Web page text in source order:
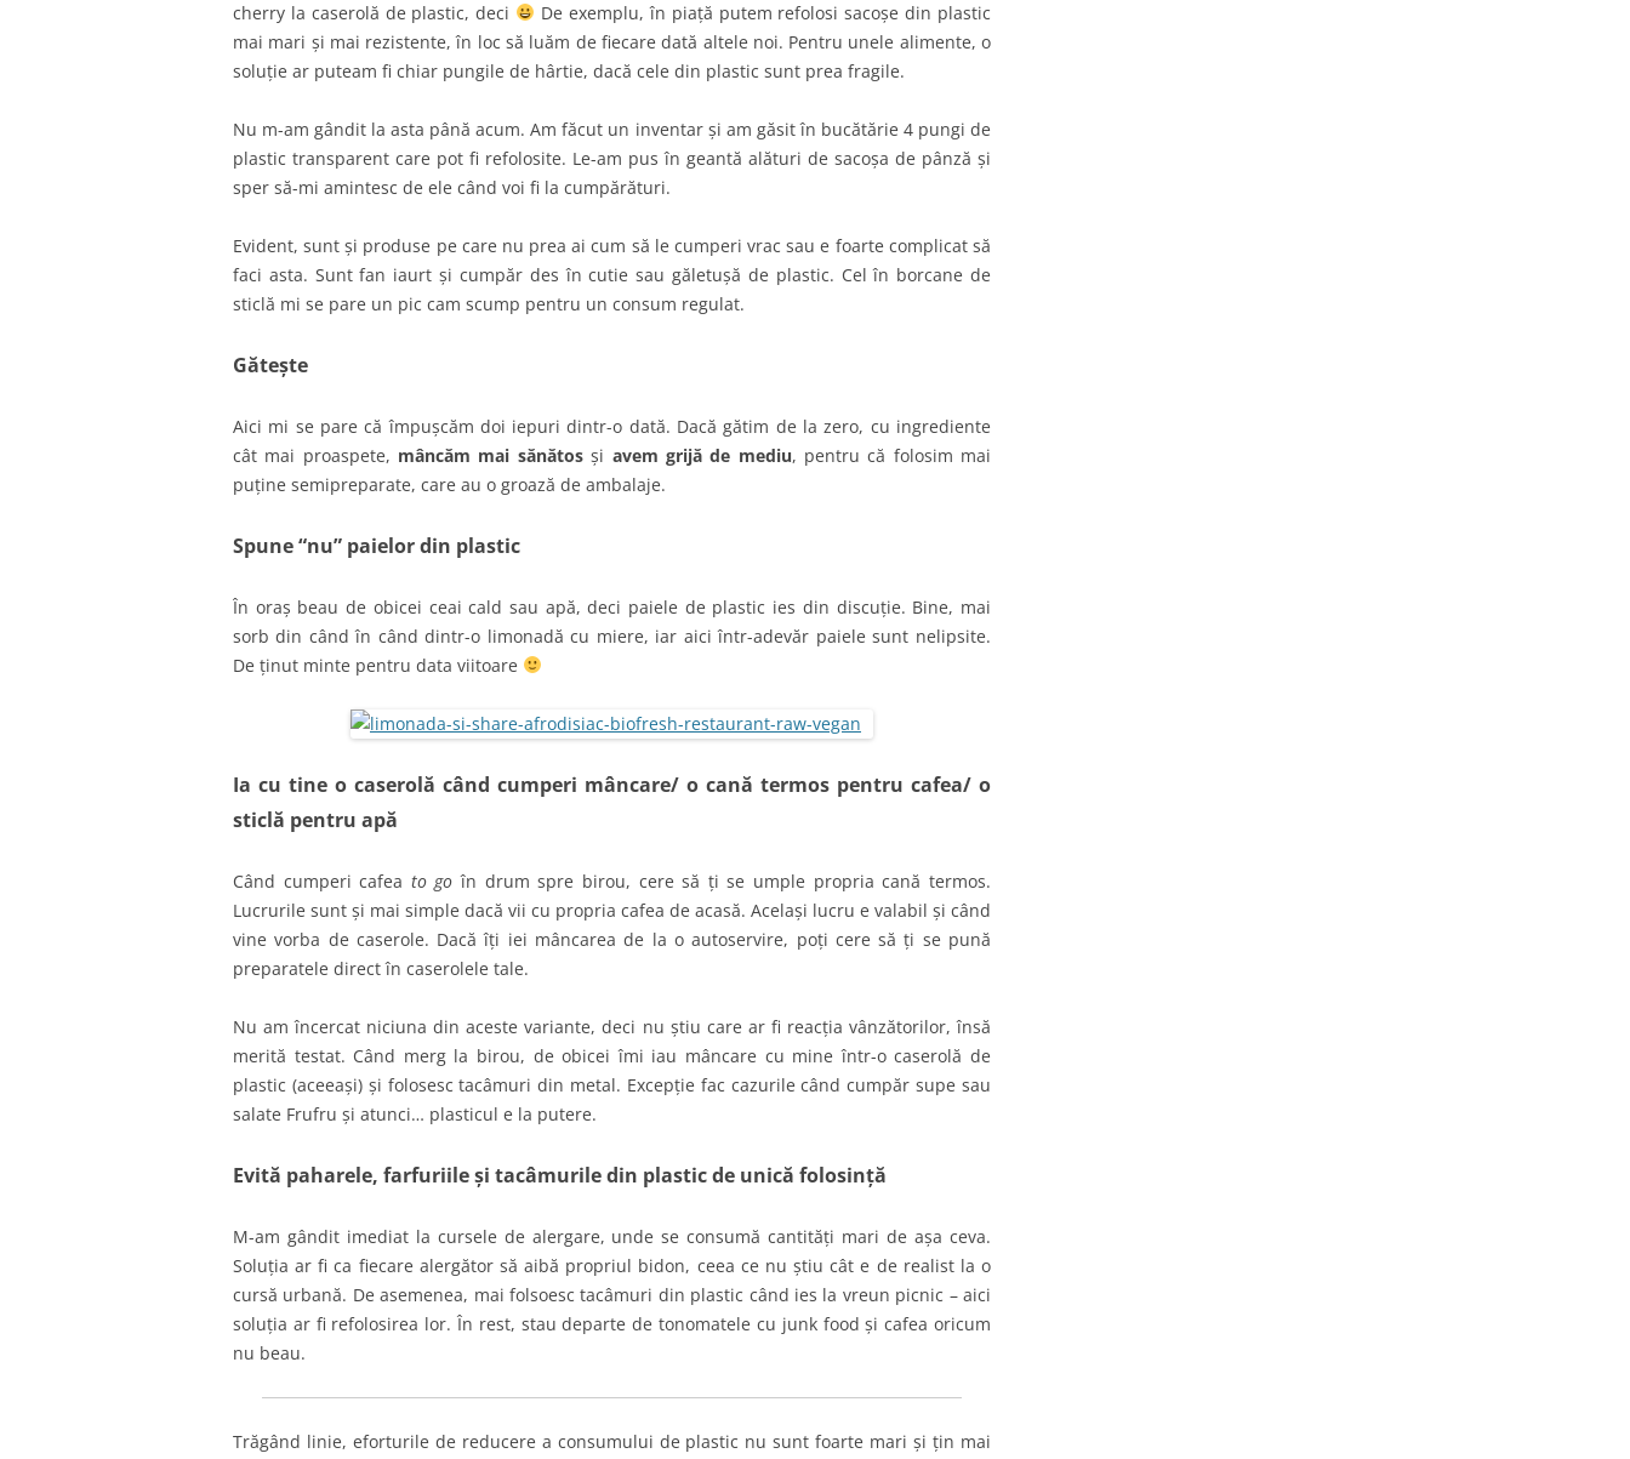
cherry la caserolă de plastic, deci
De exemplu, în piață putem refolosi sacoșe din plastic
mai mari și mai rezistente, în loc să luăm de fiecare dată altele noi. Pentru unele alimente, o
soluție ar puteam fi chiar pungile de hârtie, dacă cele din plastic sunt prea fragile.
Nu m-am gândit la asta până acum. Am făcut un inventar și am găsit în bucătărie 4 pungi de
plastic transparent care pot fi refolosite. Le-am pus în geantă alături de sacoșa de pânză și
sper să-mi amintesc de ele când voi fi la cumpărături.
Evident, sunt și produse pe care nu prea ai cum să le cumperi vrac sau e foarte complicat să
faci asta. Sunt fan iaurt și cumpăr des în cutie sau găletușă de plastic. Cel în borcane de
sticlă mi se pare un pic cam scump pentru un consum regulat.
Gătește
Aici mi se pare că împușcăm doi iepuri dintr-o dată. Dacă gătim de la zero, cu ingrediente
cât mai proaspete, mâncăm mai sănătosși avem grijă de mediu, pentru că folosim mai
puține semipreparate, care au o groază de ambalaje.
Spune “nu” paielor din plastic
În oraș beau de obicei ceai cald sau apă, deci paiele de plastic ies din discuție. Bine, mai
sorb din când în când dintr-o limonadă cu miere, iar aici într-adevăr paiele sunt nelipsite.
De ținut minte pentru data viitoare
Ia cu tine o caserolă când cumperi mâncare/ o cană termos pentru cafea/ o
sticlă pentru apă
Când cumperi cafea to goîn drum spre birou, cere să ți se umple propria cană termos.
Lucrurile sunt și mai simple dacă vii cu propria cafea de acasă. Același lucru e valabil și când
vine vorba de caserole. Dacă îți iei mâncarea de la o autoservire, poți cere să ți se pună
preparatele direct în caserolele tale.
Nu am încercat niciuna din aceste variante, deci nu știu care ar fi reacția vânzătorilor, însă
merită testat. Când merg la birou, de obicei îmi iau mâncare cu mine într-o caserolă de
plastic (aceeași) și folosesc tacâmuri din metal. Excepție fac cazurile când cumpăr supe sau
salate Frufru și atunci… plasticul e la putere.
Evită paharele, farfuriile și tacâmurile din plastic de unică folosință
M-am gândit imediat la cursele de alergare, unde se consumă cantități mari de așa ceva.
Soluția ar fi ca fiecare alergător să aibă propriul bidon, ceea ce nu știu cât e de realist la o
cursă urbană. De asemenea, mai folsoesc tacâmuri din plastic când ies la vreun picnic – aici
soluția ar fi refolosirea lor. În rest, stau departe de tonomatele cu junk food și cafea oricum
nu beau.
Trăgând linie, eforturile de reducere a consumului de plastic nu sunt foarte mari și țin mai